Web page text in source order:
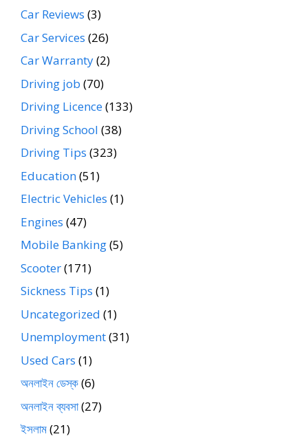
Car Reviews (3)
Car Services (26)
Car Warranty(2)
Driving job (70)
Driving Licence(133)
Driving School (38)
Driving Tips (323)
Education(51)
Electric Vehicles (1)
Engines (47)
Mobile Banking(5)
Scooter(171)
Sickness Tips (1)
Uncategorized (1)
Unemployment(31)
Used Cars (1)
অনলাইন ডেস্ক(6)
অনলাইন ব্যবসা(27)
ইসলাম(21)